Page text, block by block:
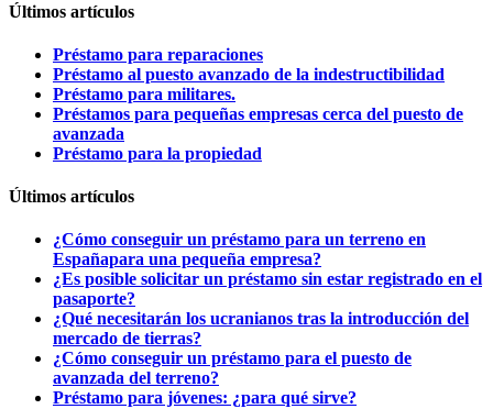
Últimos artículos
Préstamo para reparaciones
Préstamo al puesto avanzado de la indestructibilidad
Préstamo para militares.
Préstamos para pequeñas empresas cerca del puesto de
avanzada
Préstamo para la propiedad
Últimos artículos
¿Cómo conseguir un préstamo para un terreno en
Españapara una pequeña empresa?
¿Es posible solicitar un préstamo sin estar registrado en el
pasaporte?
¿Qué necesitarán los ucranianos tras la introducción del
mercado de tierras?
¿Cómo conseguir un préstamo para el puesto de
avanzada del terreno?
Préstamo para jóvenes: ¿para qué sirve?